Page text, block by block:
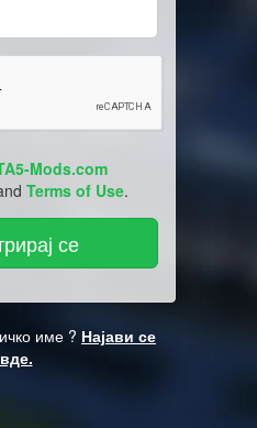
Mods.com
Terms of Use.
име ? Најави се